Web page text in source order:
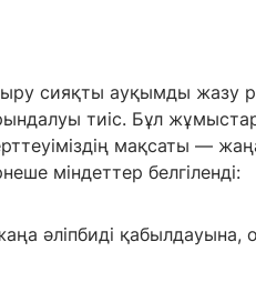
сияқты ауқымды жазу
тиіс. Бұл
мақсаты —
міндеттер белгіленді:
әліпбиді қабылдауына,